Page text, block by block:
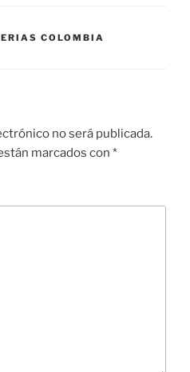
COLOMBIA
no será publicada.
marcados con *